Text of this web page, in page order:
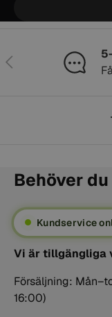
Föregående
Behöver
Kundservice
Vi är tillgängliga
Försäljning:
16:00)